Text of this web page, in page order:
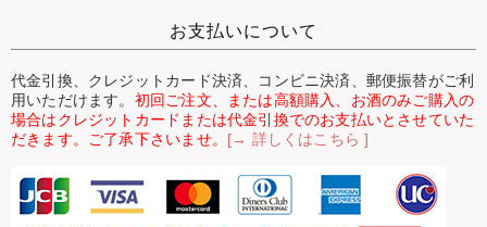
お支払いについて
代金引換、クレジットカード決済、コンビニ決済、郵便振替がご利
用いただけます。 初回ご注文、または高額購入、お酒のみご購入の
場合はクレジットカードまたは代金引換でのお支払いとさせていた
だきます。ご了承下さいませ。 [→ 詳しくはこちら ]